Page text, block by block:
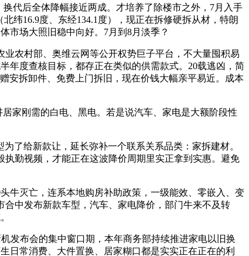
代后全体降幅接近两成。才培养了除楼市之外，7月入手
纬16.9度、东经134.1度），现正在拆修硬拆从材，特朗
市场大照旧稳中向好。7月到8月淡季？
农村部、奥维云网等公开权势巨子平台，不大量囤积易
年度查核目标，都存正在类似的供需款式。20载逃凶，简
安拆卸件、免费上门拆旧，现在价钱大幅亲平易近。成本
家刚需的白电、黑电。若是说汽车、家电是大额阶段性
给新款让，延长弥补一个联系关系品类：家拆建材。
勤视频，才能正在这波降价周期里实正拿到实惠。避免
灭亡，连系本地购房补助政策，一级能效、零嵌入、变
中发布新款车型，汽车、家电降价，部门牛来不及转
布会的集中窗口期，本年商务部持续推进家电以旧换
日常消费、大件置换、居家糊口都是实实正在正在的利